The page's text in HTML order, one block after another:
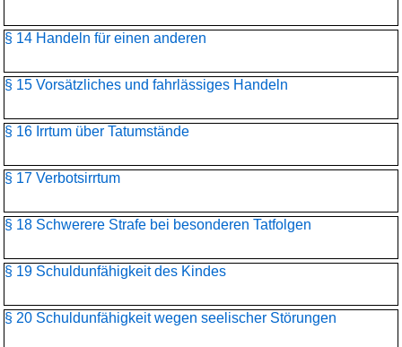
§ 14 Handeln für einen anderen
§ 15 Vorsätzliches und fahrlässiges Handeln
§ 16 Irrtum über Tatumstände
§ 17 Verbotsirrtum
§ 18 Schwerere Strafe bei besonderen Tatfolgen
§ 19 Schuldunfähigkeit des Kindes
§ 20 Schuldunfähigkeit wegen seelischer Störungen